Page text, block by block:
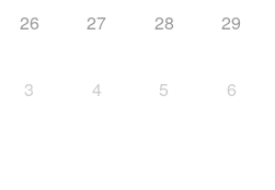
26 27 28 29
3 4 5 6